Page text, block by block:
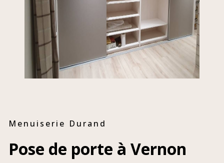
Menuiserie Durand
Pose de porte à Vernon